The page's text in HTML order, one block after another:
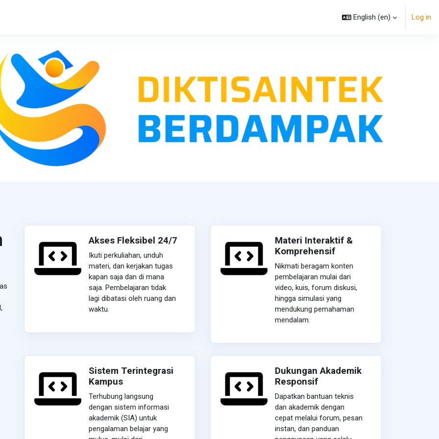
English ‎(en)‎ Log in
Akses Fleksibel 24/7
Ikuti perkuliahan, unduh
materi, dan kerjakan tugas
kapan saja dan di mana
saja. Pembelajaran tidak
lagi dibatasi oleh ruang dan
waktu.
Materi Interaktif &
Komprehensif
Nikmati beragam konten
pembelajaran mulai dari
video, kuis, forum diskusi,
hingga simulasi yang
mendukung pemahaman
mendalam.
Sistem Terintegrasi
Kampus
Terhubung langsung
dengan sistem informasi
akademik (SIA) untuk
pengalaman belajar yang
Dukungan Akademik
Responsif
Dapatkan bantuan teknis
dan akademik dengan
cepat melalui forum, pesan
instan, dan panduan